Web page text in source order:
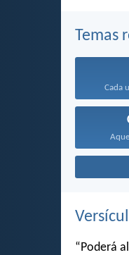
Temas
Cada
“Poderá